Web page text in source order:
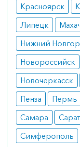
Красноярск
Липецк
Нижний
Новороссийск
Новочеркасск
Пенза
Пермь
Самара
Симферополь